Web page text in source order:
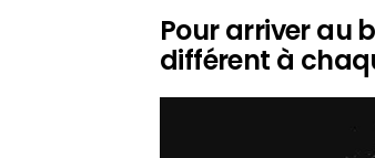
Pour arriver au
différent à